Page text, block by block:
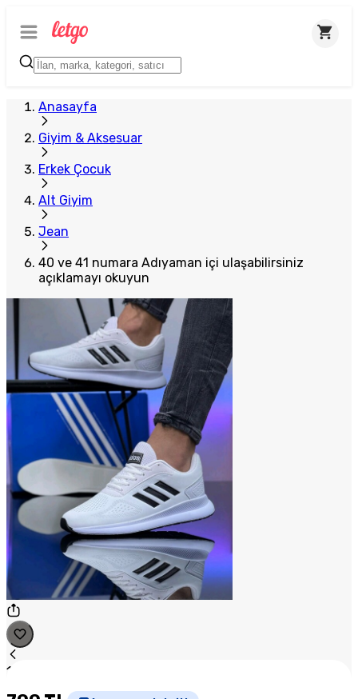
Anasayfa
Giyim & Aksesuar
Erkek Çocuk
Alt Giyim
Jean
40 ve 41 numara Adıyaman içi ulaşabilirsiniz
açıklamayı okuyun
1